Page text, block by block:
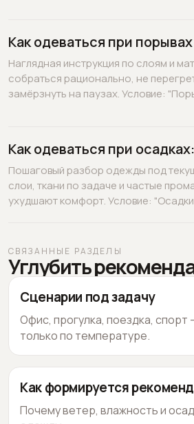
Как одеваться при
Наглядная инструкция по слоям и
собраться рационально, не
замёрзнуть на паузах. Условие:
Как одеваться при
Пошаговый разбор одежды под
слои, ткани по задаче и частые
ухудшают комфорт. Условие: "Осадки
СВЯЗАННЫЕ РАЗДЕЛЫ
Углубить
Сценарии под задачу
Офис, прогулка, поездка, спорт
только по температуре.
Как формируется
Почему ветер, влажность и